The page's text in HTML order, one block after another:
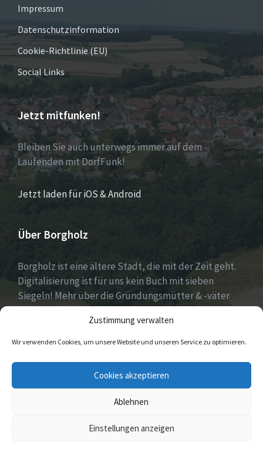
Zustimmung verwalten
Wir verwenden Cookies, um unsere Website und unseren Service zu optimieren.
Cookies akzeptieren
Ablehnen
Einstellungen anzeigen
Impressum
Datenschutzinformation
Cookie-Richtlinie (EU)
Social Links
Jetzt mitfunken!
Bleiben Sie auch unterwegs immer auf dem
Laufenden mit DorfFunk!
Jetzt laden für iOS & Android
Über Borgholz
Borgholz ist eine ältere Stadt, die mit der Zeit geht.
Digitalisierung ist für uns kein Buch mit sieben
Siegeln! Mehr über die Gründungsmütter & -väter
gibt es unterDorfwerkstattund
https://www.digitale-doerfer.de!